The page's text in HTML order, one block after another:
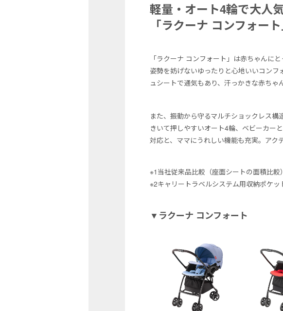
軽量・オート4輪で大人
「ラクーナ コンフォー
「ラクーナ コンフォート」は赤ちゃんに
姿勢を妨げないゆったりと心地いいコン
ュシートで通気もあり、汗っかきな赤ちゃ
また、振動から守るマルチショックレス
きいて押しやすいオート4輪、ベビーカー
対応と、ママにうれしい機能も充実。アク
※1当社従来品比較（座面シートの面積比較）
※2キャリートラベルシステム用収納ポケッ
▼ラクーナ コンフォート